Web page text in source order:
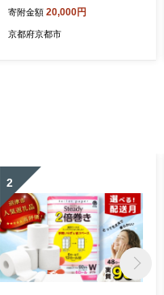
本)［ キザクラ カッパ 京都
お酒 麦酒 ビール 缶ビール ク
寄附金額 20,000円
京都府京都市
2